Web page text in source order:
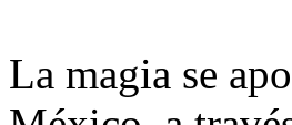
La magia se